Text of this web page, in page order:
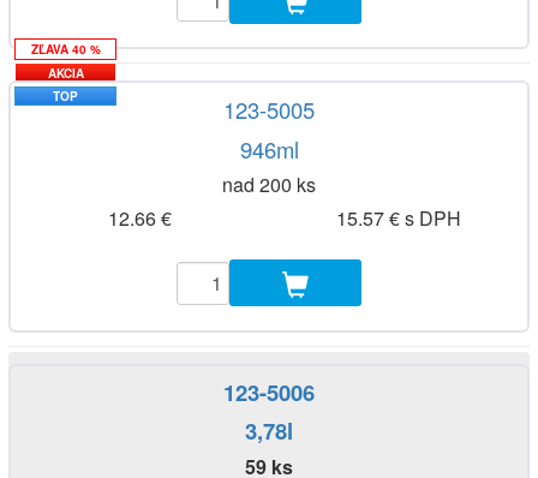
ZĽAVA 40 %
AKCIA
TOP
123-5005
946ml
nad 200 ks
12.66 €
15.57 € s DPH
123-5006
3,78l
59 ks